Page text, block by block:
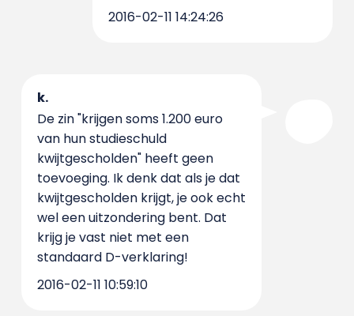
2016-02-11 14:24:26
k.
De zin "krijgen soms 1.200 euro
van hun studieschuld
kwijtgescholden" heeft geen
toevoeging. Ik denk dat als je dat
kwijtgescholden krijgt, je ook echt
wel een uitzondering bent. Dat
krijg je vast niet met een
standaard D-verklaring!
2016-02-11 10:59:10